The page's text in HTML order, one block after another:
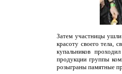
Затем участницы ушли
красоту своего тела,
купальников
продукции группы
розыграны памятные